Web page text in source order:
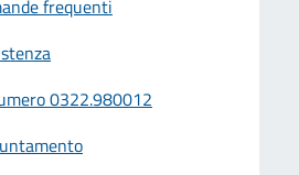
frequenti
0322.980012